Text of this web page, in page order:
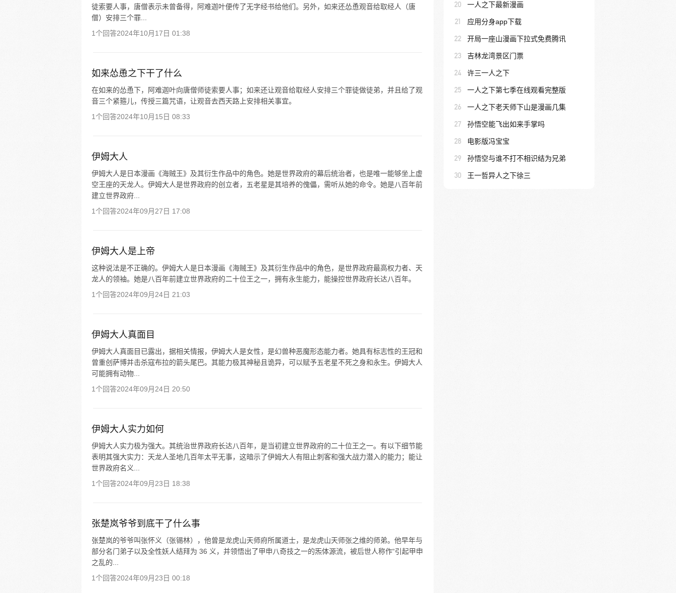
徒索要人事，唐僧表示未曾备得，阿难迦叶便传了无字经书给他们。另外，如来还怂恿观音给取经人（唐
僧）安排三个罪...
1个回答2024年10月17日 01:38
如来怂恿之下干了什么
在如来的怂恿下，阿难迦叶向唐僧师徒索要人事；如来还让观音给取经人安排三个罪徒做徒弟，并且给了观
音三个紧箍儿，传授三篇咒语，让观音去西天路上安排相关事宜。
1个回答2024年10月15日 08:33
伊姆大人
伊姆大人是日本漫画《海贼王》及其衍生作品中的角色。她是世界政府的幕后统治者，也是唯一能够坐上虚
空王座的天龙人。伊姆大人是世界政府的创立者，五老星是其培养的傀儡，需听从她的命令。她是八百年前
建立世界政府...
1个回答2024年09月27日 17:08
伊姆大人是上帝
这种说法是不正确的。伊姆大人是日本漫画《海贼王》及其衍生作品中的角色，是世界政府最高权力者、天
龙人的领袖。她是八百年前建立世界政府的二十位王之一，拥有永生能力，能操控世界政府长达八百年。
1个回答2024年09月24日 21:03
伊姆大人真面目
伊姆大人真面目已露出，据相关情报，伊姆大人是女性，是幻兽种恶魔形态能力者。她具有标志性的王冠和
曾重创萨博并击杀寇布拉的箭头尾巴。其能力极其神秘且诡异，可以赋予五老星不死之身和永生。伊姆大人
可能拥有动物...
1个回答2024年09月24日 20:50
伊姆大人实力如何
伊姆大人实力极为强大。其统治世界政府长达八百年，是当初建立世界政府的二十位王之一。有以下细节能
表明其强大实力：天龙人圣地几百年太平无事，这暗示了伊姆大人有阻止刺客和强大战力潜入的能力；能让
世界政府名义...
1个回答2024年09月23日 18:38
张楚岚爷爷到底干了什么事
张楚岚的爷爷叫张怀义（张锡林），他曾是龙虎山天师府所属道士，是龙虎山天师张之维的师弟。他早年与
部分名门弟子以及全性妖人结拜为 36 义，并领悟出了甲申八奇技之一的炁体源流，被后世人称作“引起甲申
之乱的...
1个回答2024年09月23日 00:18
20 一人之下最新漫画
21 应用分身app下载
22 开局一座山漫画下拉式免费腾讯
23 吉林龙湾景区门票
24 许三一人之下
25 一人之下第七季在线观看完整版
26 一人之下老天师下山是漫画几集
27 孙悟空能飞出如来手掌吗
28 电影版冯宝宝
29 孙悟空与谁不打不相识结为兄弟
30 王一哲异人之下徐三